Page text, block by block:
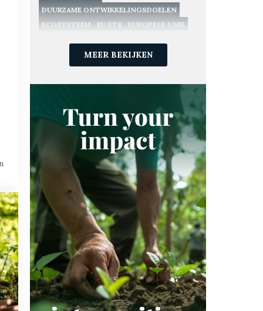
DUURZAME ONTWIKKELINGSDOELEN
ECOSYSTEEM
EU ETS
EUROPESE UNIE
HERNIEUWBARE ENERGIE
KLIMAATNEUTRAAL
KLIMAATNEUTRALITEIT
LANDBOUW
NATUURPROJECTEN
RECYCLING
REDD
REGELGEVING
VERRA
VRIJWILLIGE (GEVERIFIEERDE) CO₂-
MEER BEKIJKEN